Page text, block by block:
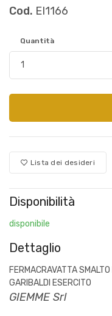
Cod. EI1166
Quantità
Lista dei desideri
Disponibilità
disponibile
Dettaglio
FERMACRAVATTA
GARIBALDI ESERCITO
GIEMME Srl